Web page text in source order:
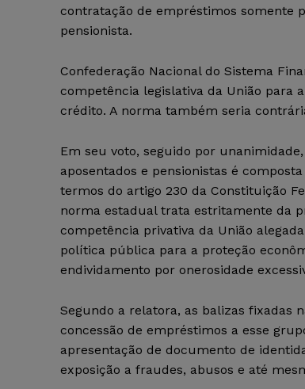
contratação de empréstimos somente
pensionista.
Confederação Nacional do Sistema
competência legislativa da União para
crédito. A norma também seria
Em seu voto, seguido por
aposentados e pensionistas é
termos do artigo 230 da Constituição
norma estadual trata estritamente da
competência privativa da União
política pública para a proteção
endividamento por onerosidade
Segundo a relatora, as balizas fixadas
concessão de empréstimos a esse
apresentação de documento de
exposição a fraudes, abusos e até